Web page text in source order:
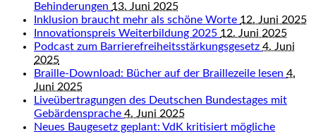
Behinderungen 13. Juni 2025
Inklusion braucht mehr als schöne Worte 12. Juni 2025
Innovationspreis Weiterbildung 2025 12. Juni 2025
Podcast zum Barrierefreiheitsstärkungsgesetz 4. Juni
2025
Braille-Download: Bücher auf der Braillezeile lesen 4.
Juni 2025
Liveübertragungen des Deutschen Bundestages mit
Gebärdensprache 4. Juni 2025
Neues Baugesetz geplant: VdK kritisiert mögliche